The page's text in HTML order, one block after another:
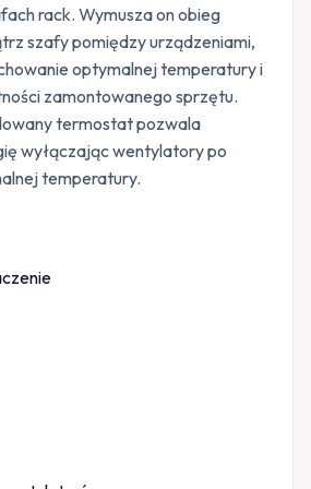
rack. Wymusza on obieg
szafy pomiędzy urządzeniami,
optymalnej temperatury i
zamontowanego sprzętu.
termostat pozwala
wyłączając wentylatory po
temperatury.